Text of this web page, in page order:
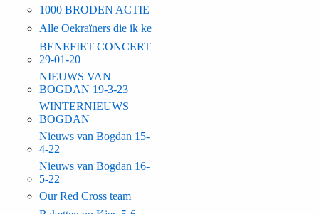
1000 BRODEN ACTIE
Alle Oekraïners die ik ke
BENEFIET CONCERT
29-01-20
NIEUWS VAN
BOGDAN 19-3-23
WINTERNIEUWS
BOGDAN
Nieuws van Bogdan 15-
4-22
Nieuws van Bogdan 16-
5-22
Our Red Cross team